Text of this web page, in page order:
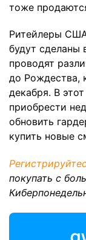
тоже
Ритейлеры
будут сделаны
проводят
до Рождества,
декабря. В
приобрести
обновить
купить новые
покупать с